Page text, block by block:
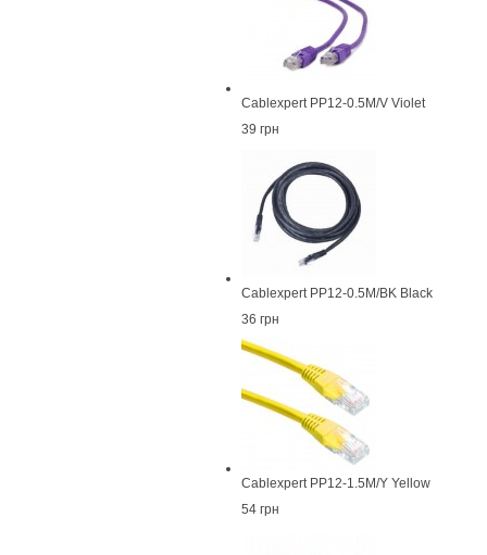
Cablexpert PP12-0.5M/V Violet
39 грн
Cablexpert PP12-0.5M/BK Black
36 грн
Cablexpert PP12-1.5M/Y Yellow
54 грн